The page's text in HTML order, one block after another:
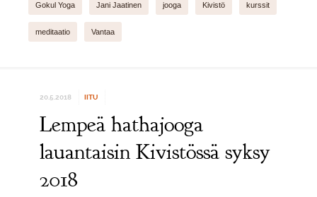
Gokul Yoga Jani Jaatinen jooga Kivistö kurssit
meditaatio Vantaa
20.5.2018 IITU
Lempeä hathajooga
lauantaisin Kivistössä syksy
2018